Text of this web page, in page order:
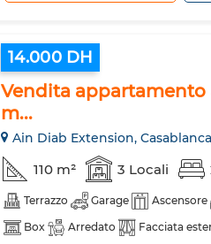
14.000 DH
Vendita appartamento
m...
Ain Diab Extension, Casablanca
110 m² 3 Locali
Terrazzo Garage Ascensore
Box
Arredato Facciata